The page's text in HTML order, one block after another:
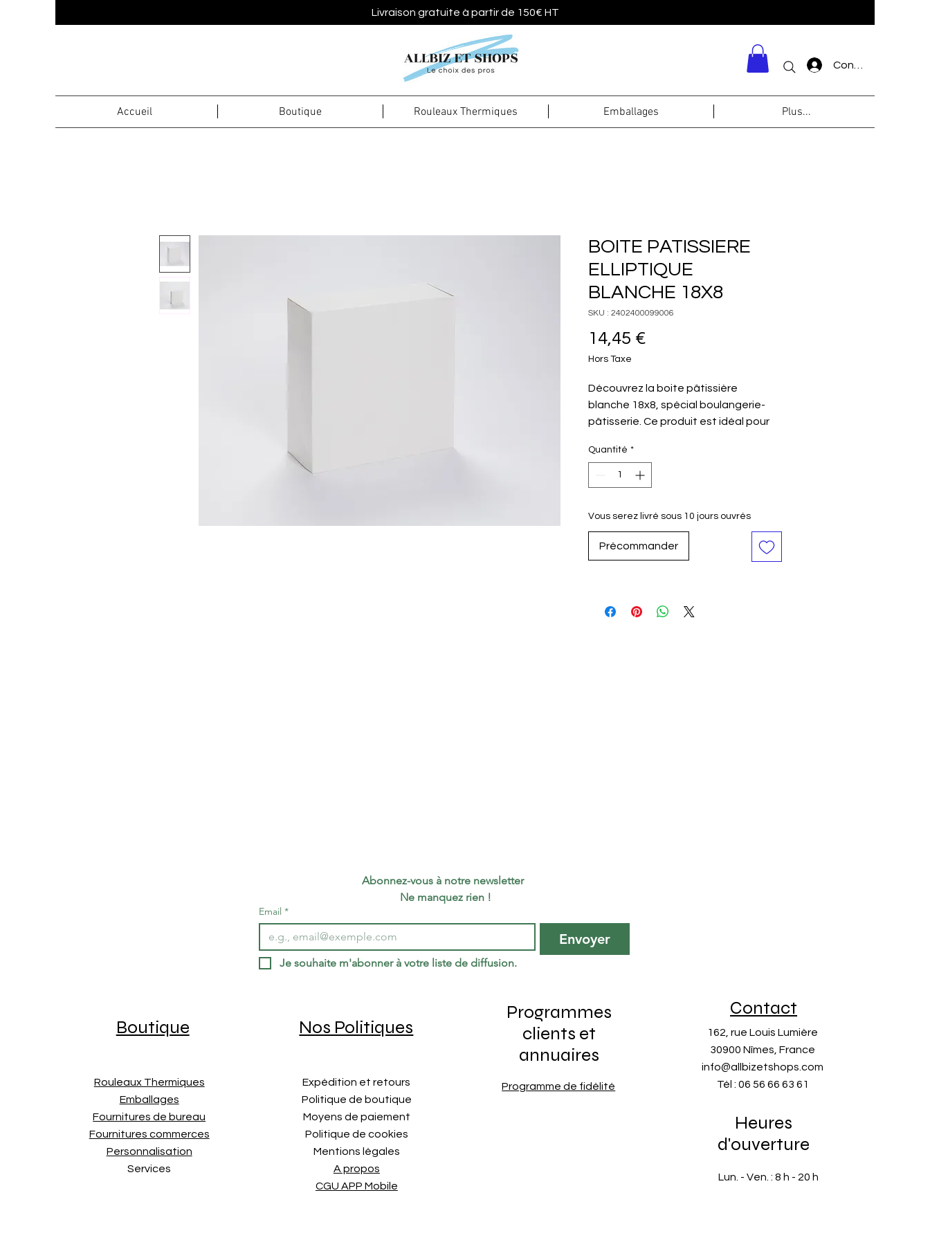
Livraison gratuite à partir de 150€ HT
Connexion
Accueil Boutique Rouleaux Thermiques Emballages Plus...
BOITE PATISSIERE
ELLIPTIQUE
BLANCHE 18X8
SKU : 2402400099006
14,45 €Prix
Hors Taxe
Découvrez la boite pâtissière
blanche 18x8, spécial boulangerie-
pâtisserie. Ce produit est idéal pour
et de la pâtisserie. Il est conçu pour
répondre à leurs besoins spécifiques.
Il est pratique, fonctionnel et
résistant et durable.
Poids
0,4 kg
Quantité par
50
Quantité *
Vous serez livré sous 10 jours ouvrés
Précommander
Abonnez-vous à notre newsletter
Ne manquez rien !
Email *
Envoyer
Je souhaite m'abonner à votre liste de diffusion.
Boutique
Rouleaux Thermiques
Emballages
Fournitures de bureau
Fournitures commerces
Personnalisation
Services
Nos Politiques
Expédition et retours
Politique de boutique
Moyens de paiement
Politique de cookies
Mentions légales
A propos
CGU APP Mobile
Programmes
clients et
annuaires
Programme de fidélité
Contact
162, rue Louis Lumière
30900 Nîmes, France
info@allbizetshops.com
Tél : 06 56 66 63 61
Heures
d'ouverture
Lun. - Ven. : 8 h - 20 h